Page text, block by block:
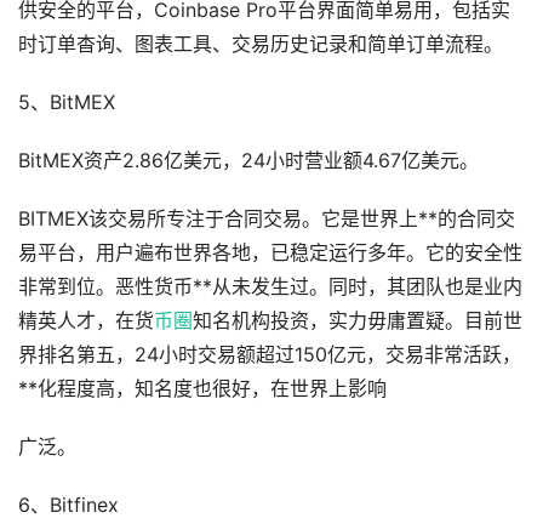
供安全的平台，Coinbase Pro平台界面简单易用，包括实
时订单杳询、图表工具、交易历史记录和简单订单流程。
5、BitMEX
BitMEX资产2.86亿美元，24小时营业额4.67亿美元。
BITMEX该交易所专注于合同交易。它是世界上**的合同交
易平台，用户遍布世界各地，已稳定运行多年。它的安全性
非常到位。恶性货币**从未发生过。同时，其团队也是业内
精英人才，在货币圈知名机构投资，实力毋庸置疑。目前世
界排名第五，24小时交易额超过150亿元，交易非常活跃，
**化程度高，知名度也很好，在世界上影响
广泛。
6、Bitfinex